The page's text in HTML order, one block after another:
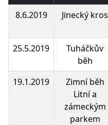
8.6.2019
Jinecký kros
25.5.2019
Tuháčkův
běh
19.1.2019
Zimní běh
Litní a
zámeckým
parkem